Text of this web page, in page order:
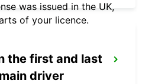
was issued in the UK,
of your licence.
the first and last
driver